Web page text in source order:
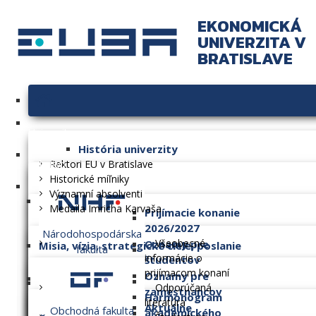
EKONOMICKÁ
UNIVERZITA V
BRATISLAVE
História univerzity
Rektori EU v Bratislave
Historické míľniky
Významní absolventi
Medaila Imricha Karvaša
Misia, vízia, strategické ciele, poslanie
Dlhodobý zámer
Fakulty
Národohospodárska
fakulta
Obchodná fakulta
Prijímacie konanie
2026/2027
Všeobecné
informácie o
prijímacom konaní
Odporúčaná
literatúra
Oznamy pre
študentov
Harmonogram
akademického
Oznamy pre
zamestnancov
Aktuálne